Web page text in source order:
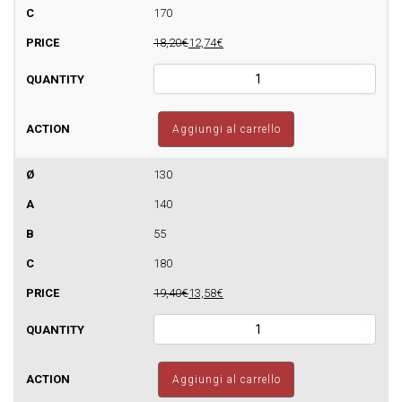
170
18,20€12,74€
murale
canne
fumarie
parete
quantità
Aggiungi al carrello
130
140
55
180
19,40€13,58€
murale
canne
fumarie
Aggiungi al carrello